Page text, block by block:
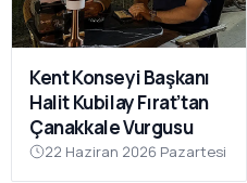
Kent Konseyi Başkanı
Halit Kubilay Fırat’tan
Çanakkale Vurgusu
22 Haziran 2026 Pazartesi